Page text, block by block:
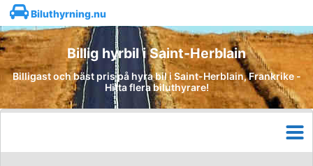
Biluthyrning.nu
Billig hyrbil i Saint-Herblain
Billigast och bäst pris på hyra bil i Saint-Herblain, Frankrike -
Hitta flera biluthyrare!